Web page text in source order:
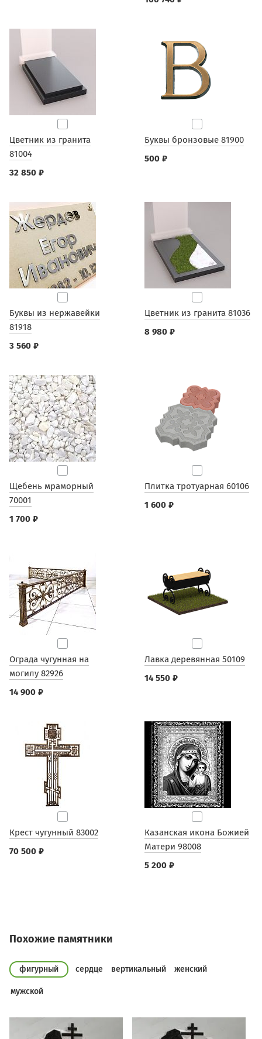
Цветник из гранита
81004
32 850 ₽
Буквы бронзовые 81900
500 ₽
Буквы из нержавейки
81918
3 560 ₽
Цветник из гранита 81036
8 980 ₽
Щебень мраморный
70001
1 700 ₽
Плитка тротуарная 60106
1 600 ₽
Ограда чугунная на
могилу 82926
14 900 ₽
Лавка деревянная 50109
14 550 ₽
Крест чугунный 83002
70 500 ₽
Казанская икона Божией
Матери 98008
5 200 ₽
Похожие памятники
фигурный сердце вертикальный женский
мужской